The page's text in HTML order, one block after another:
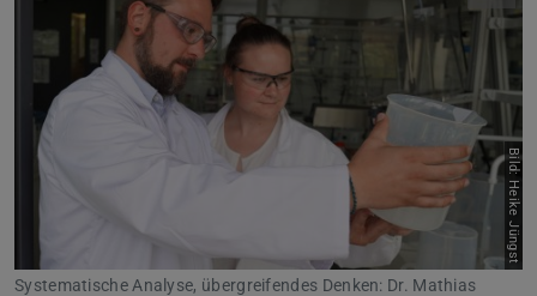
Bild: Heike Jüngst
Systematische Analyse, übergreifendes Denken: Dr. Mathias